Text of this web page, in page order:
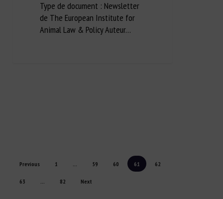
Type de document : Newsletter
de The European Institute for
Animal Law & Policy Auteur…
Previous 1 … 59 60 61 62
63 … 82 Next